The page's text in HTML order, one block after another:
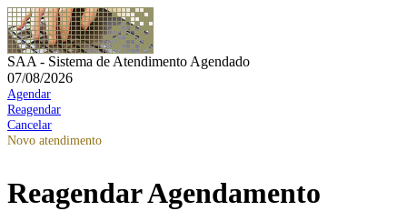
SAA - Sistema de Atendimento Agendado
07/08/2026
Agendar
Reagendar
Cancelar
Novo atendimento
Reagendar Agendamento